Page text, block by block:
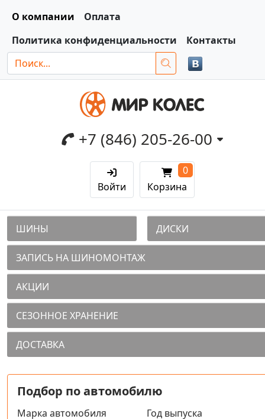
О компании
Оплата
Политика конфиденциальности
Контакты
+7 (846) 205-26-00
Войти Корзина
0
ШИНЫ ДИСКИ
ЗАПИСЬ НА ШИНОМОНТАЖ
АКЦИИ
СЕЗОННОЕ ХРАНЕНИЕ
ДОСТАВКА
Подбор по автомобилю
Марка автомобиля Год выпуска